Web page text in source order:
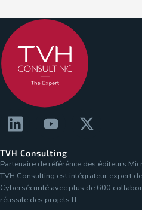
TVH Consulting
Partenaire de référénce des éditeurs
TVH Consulting est intégrateur expert
Cybersécurité avec plus de 600
réussite des projets IT.